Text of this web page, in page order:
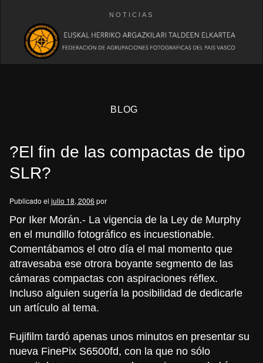
NOTICIAS
BLOG
?El fin de las compactas de tipo
SLR?
Publicado el julio 18, 2006 por
Por Iker Morán.- La vigencia de la Ley de Murphy
en el mundillo fotográfico es incuestionable.
Comentábamos el otro día el mal momento que
atravesaba ese otrora boyante segmento de las
cámaras compactas con aspiraciones réflex.
Incluso alguien sugería la posibilidad de dedicarle
un artículo al tema.
Fujifilm tardó apenas unos minutos en presentar su
nueva FinePix S6500fd, con la que no sólo